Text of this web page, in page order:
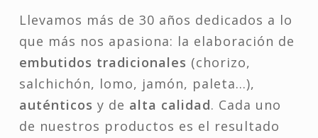
Llevamos más de 30 años dedicados a lo
que más nos apasiona: la elaboración de
embutidos tradicionales (chorizo,
salchichón, lomo, jamón, paleta…),
auténticos y de alta calidad. Cada uno
de nuestros productos es el resultado